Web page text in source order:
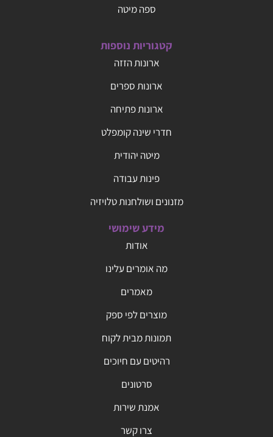
ספה מיטה
קטגוריות נוספות
ארונות הזזה
ארונות ספרים
ארונות פתיחה
חדרי שינה קומפלט
מיטה יהודית
פינות עבודה
מזנונים ושולחנות טלויזיה
מידע שימושי
אודות
מה אומרים עלינו
מאמרים
מוצרים לפי ספק
תמונות מבית לקוח
רהיטים עם חיוכים
סרטונים
אמנת שירות
צרו קשר